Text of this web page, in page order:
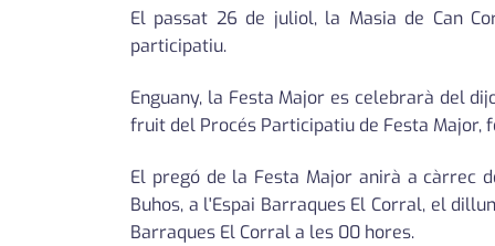
El passat 26 de juliol, la Masia de Can
participatiu.
Enguany, la Festa Major es celebrarà del
fruit del Procés Participatiu de Festa
El pregó de la Festa Major anirà a càrrec
Buhos, a l'Espai Barraques El Corral, el
Barraques El Corral a les 00 hores.